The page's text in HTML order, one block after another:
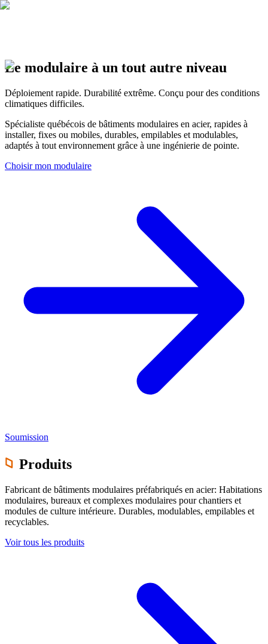
EN
Le modulaire à un tout autre niveau
Déploiement rapide. Durabilité extrême. Conçu pour des conditions
climatiques difficiles.
Spécialiste québécois de bâtiments modulaires en acier, rapides à
installer, fixes ou mobiles, durables, empilables et modulables,
adaptés à tout environnement grâce à une ingénierie de pointe.
Choisir mon modulaire
Soumission
Produits
Fabricant de bâtiments modulaires préfabriqués en acier: Habitations
modulaires, bureaux et complexes modulaires pour chantiers et
modules de culture intérieure. Durables, modulables, empilables et
recyclables.
Voir tous les produits